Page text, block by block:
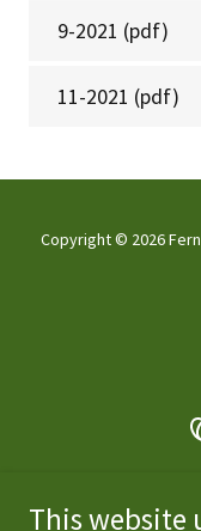
9-2021 (pdf)
11-2021 (pdf)
Copyright © 2026
This website